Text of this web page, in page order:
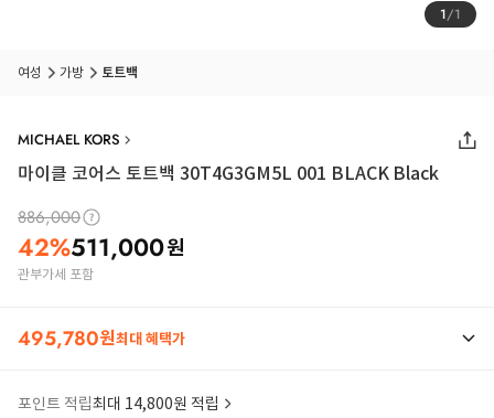
1/1
여성 가방 토트백
MICHAEL KORS
마이클 코어스 토트백 30T4G3GM5L 001 BLACK Black
886,000
42%511,000원
관부가세 포함
495,780원최대 혜택가
포인트 적립최대 14,800원 적립